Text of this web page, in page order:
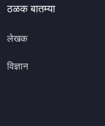
ठळक बातम्या
लेखक
विज्ञान